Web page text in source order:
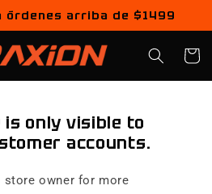
órdenes arriba de $1499
Carrito
is only visible to
accounts.
store owner for more